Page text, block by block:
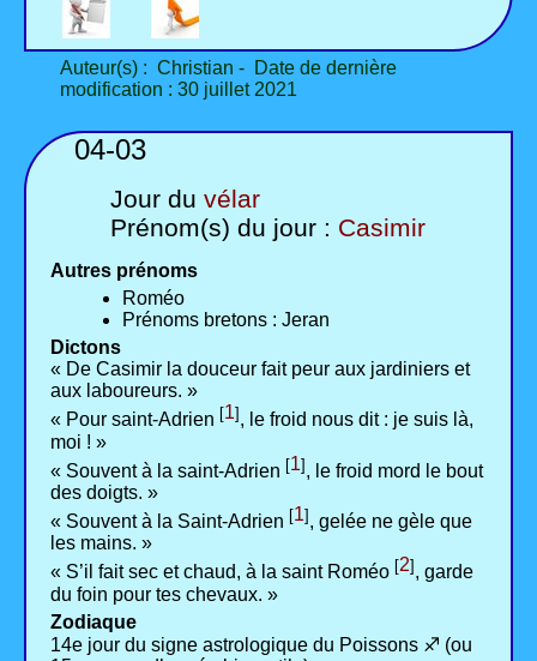
Auteur(s) : Christian - Date de dernière
modification : 30 juillet 2021
04-03
Jour du vélar
Prénom(s) du jour : Casimir
Autres prénoms
Roméo
Prénoms bretons : Jeran
Dictons
« De Casimir la douceur fait peur aux jardiniers et
aux laboureurs. »
« Pour saint-Adrien [1] , le froid nous dit : je suis là,
moi ! »
« Souvent à la saint-Adrien [1], le froid mord le bout
des doigts. »
« Souvent à la Saint-Adrien [1] , gelée ne gèle que
les mains. »
« S’il fait sec et chaud, à la saint Roméo [2] , garde
du foin pour tes chevaux. »
Zodiaque
14e jour du signe astrologique du Poissons ♐ (ou